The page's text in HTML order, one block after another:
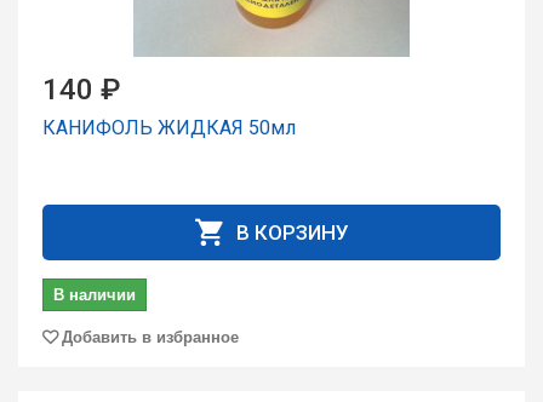
140 ₽
КАНИФОЛЬ ЖИДКАЯ 50мл
В КОРЗИНУ
В наличии
Добавить в избранное